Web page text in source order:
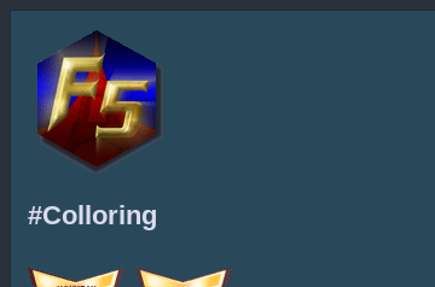
#Colloring